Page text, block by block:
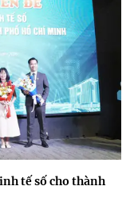
tế số cho thành